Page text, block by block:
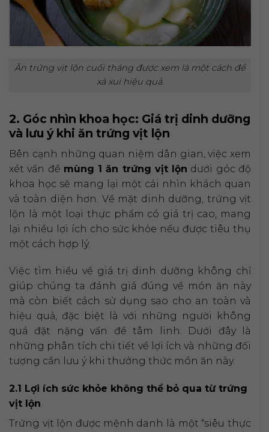
Ăn trứng vịt lộn cuối tháng được xem là một cách để
xả xui hiệu quả.
2. Góc nhìn khoa học: Giá trị dinh dưỡng
và lưu ý khi ăn trứng vịt lộn
Bên cạnh những quan niệm dân gian, việc xem
xét vấn đề mùng 1 ăn trứng vịt lộn dưới góc độ
khoa học sẽ mang lại một cái nhìn khách quan
và toàn diện hơn. Về mặt dinh dưỡng, trứng vịt
lộn là một loại thực phẩm có giá trị cao, mang
lại nhiều lợi ích cho sức khỏe nếu được tiêu thụ
một cách hợp lý.
Việc tìm hiểu về giá trị dinh dưỡng không chỉ
giúp chúng ta đánh giá đúng về món ăn này
mà còn biết cách sử dụng sao cho an toàn và
hiệu quả, đặc biệt là với những người không
quá đặt nặng vấn đề tâm linh. Dưới đây là
những phân tích chi tiết về lợi ích và những đối
tượng cần lưu ý khi thưởng thức món ăn này.
2.1 Lợi ích sức khỏe không thể bỏ qua từ trứng
vịt lộn
Trứng vịt lộn được mệnh danh là một “siêu thực